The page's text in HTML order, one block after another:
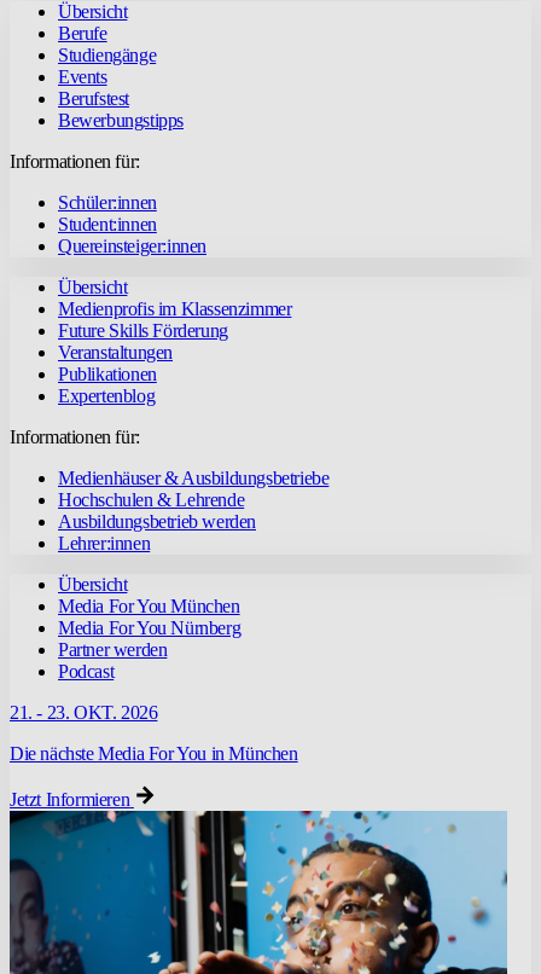
Übersicht
Berufe
Studiengänge
Events
Berufstest
Bewerbungstipps
Informationen für:
Schüler:innen
Student:innen
Quereinsteiger:innen
Übersicht
Medienprofis im Klassenzimmer
Future Skills Förderung
Veranstaltungen
Publikationen
Expertenblog
Informationen für:
Medienhäuser & Ausbildungsbetriebe
Hochschulen & Lehrende
Ausbildungsbetrieb werden
Lehrer:innen
Übersicht
Media For You München
Media For You Nürnberg
Partner werden
Podcast
21. - 23. OKT. 2026
Die nächste Media For You in München
Jetzt Informieren